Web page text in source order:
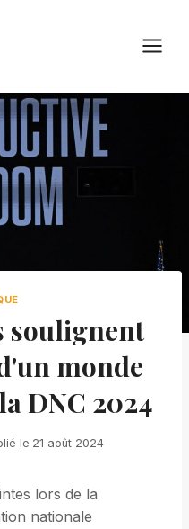
soulignent
monde
DNC 2024
le 21 août 2024
lors de la
nationale